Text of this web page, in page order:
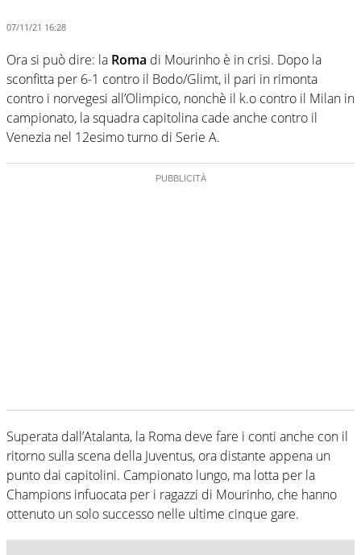
07/11/21 16:28
Ora si può dire: la Roma di Mourinho è in crisi. Dopo la
sconfitta per 6-1 contro il Bodo/Glimt, il pari in rimonta
contro i norvegesi all’Olimpico, nonchè il k.o contro il Milan in
campionato, la squadra capitolina cade anche contro il
Venezia nel 12esimo turno di Serie A.
Superata dall’Atalanta, la Roma deve fare i conti anche con il
ritorno sulla scena della Juventus, ora distante appena un
punto dai capitolini. Campionato lungo, ma lotta per la
Champions infuocata per i ragazzi di Mourinho, che hanno
ottenuto un solo successo nelle ultime cinque gare.